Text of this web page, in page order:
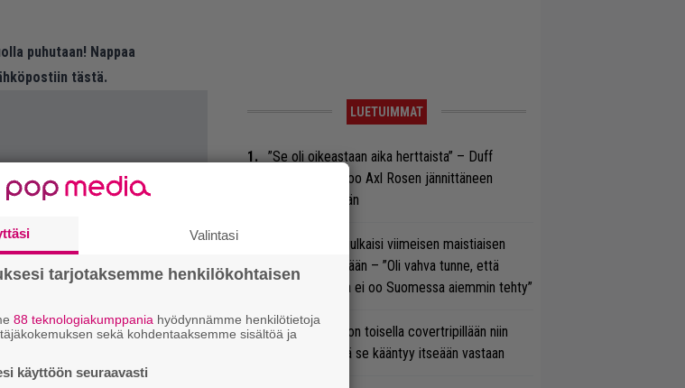
puhutaan! Nappaa
tästä.
LUETUIMMAT
”Se oli oikeastaan aika herttaista” – Duff
McKagan kertoo Axl Rosen jännittäneen
AC/DC-pestiään
Marko Annala julkaisi viimeisen maistiaisen
soolodebyytiltään – ”Oli vahva tunne, että
tällaista musaa ei oo Suomessa aiemmin tehty”
Arvio: Saimaa on toisella covertripillään niin
suvereeni, että se kääntyy itseään vastaan
Valintasi
tarjotaksemme henkilökohtaisen
88 teknologiakumppania hyödynnämme henkilötietoja
sekä kohdentaaksemme sisältöä ja
käyttöön seuraavasti